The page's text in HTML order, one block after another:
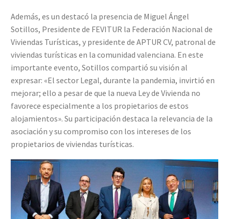
Además, es un destacó la presencia de Miguel Ángel
Sotillos, Presidente de FEVITUR la Federación Nacional de
Viviendas Turísticas, y presidente de APTUR CV, patronal de
viviendas turísticas en la comunidad valenciana. En este
importante evento, Sotillos compartió su visión al
expresar: «El sector Legal, durante la pandemia, invirtió en
mejorar; ello a pesar de que la nueva Ley de Vivienda no
favorece especialmente a los propietarios de estos
alojamientos». Su participación destaca la relevancia de la
asociación y su compromiso con los intereses de los
propietarios de viviendas turísticas.